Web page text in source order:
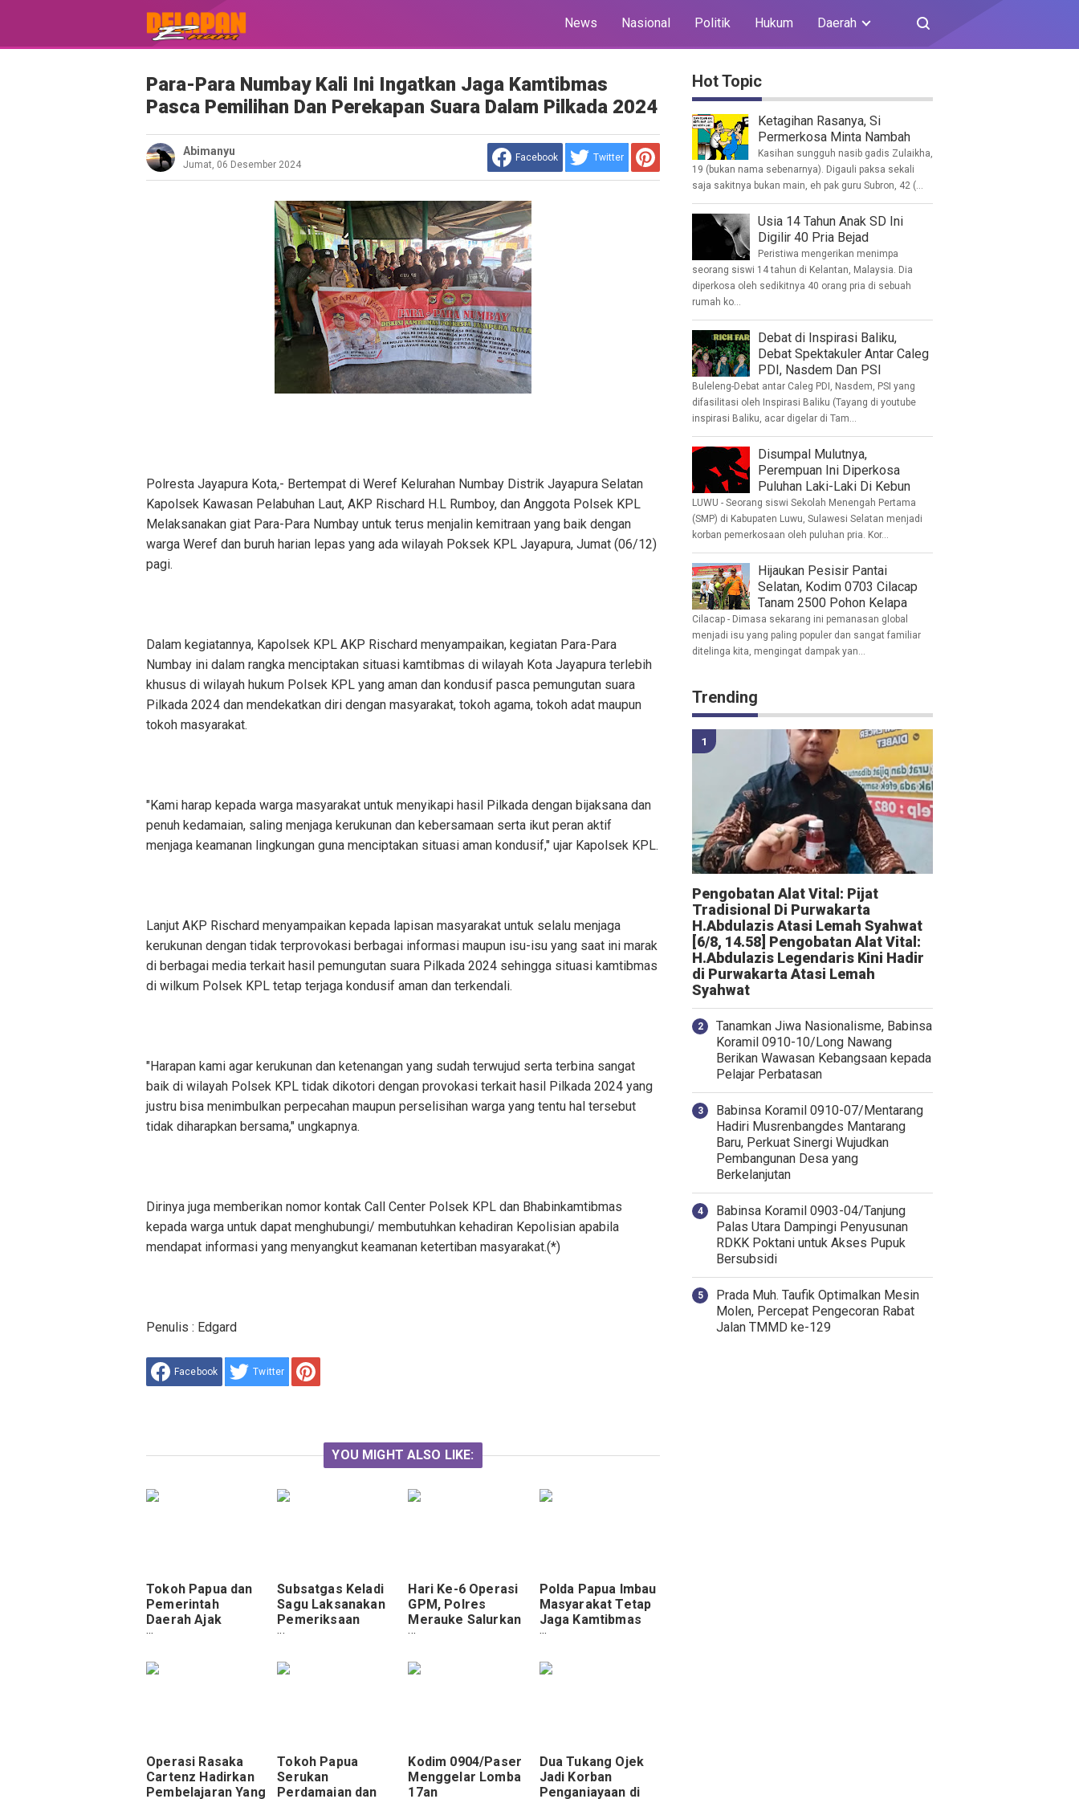
News Nasional Politik Hukum Daerah
Para-Para Numbay Kali Ini Ingatkan Jaga Kamtibmas
Pasca Pemilihan Dan Perekapan Suara Dalam Pilkada 2024
Abimanyu
Jumat, 06 Desember 2024
Facebook Twitter
Polresta Jayapura Kota,- Bertempat di Weref Kelurahan Numbay Distrik Jayapura Selatan
Kapolsek Kawasan Pelabuhan Laut, AKP Rischard H.L Rumboy, dan Anggota Polsek KPL
Melaksanakan giat Para-Para Numbay untuk terus menjalin kemitraan yang baik dengan
warga Weref dan buruh harian lepas yang ada wilayah Poksek KPL Jayapura, Jumat (06/12)
pagi.
Dalam kegiatannya, Kapolsek KPL AKP Rischard menyampaikan, kegiatan Para-Para
Numbay ini dalam rangka menciptakan situasi kamtibmas di wilayah Kota Jayapura terlebih
khusus di wilayah hukum Polsek KPL yang aman dan kondusif pasca pemungutan suara
Pilkada 2024 dan mendekatkan diri dengan masyarakat, tokoh agama, tokoh adat maupun
tokoh masyarakat.
"Kami harap kepada warga masyarakat untuk menyikapi hasil Pilkada dengan bijaksana dan
penuh kedamaian, saling menjaga kerukunan dan kebersamaan serta ikut peran aktif
menjaga keamanan lingkungan guna menciptakan situasi aman kondusif," ujar Kapolsek KPL.
Lanjut AKP Rischard menyampaikan kepada lapisan masyarakat untuk selalu menjaga
kerukunan dengan tidak terprovokasi berbagai informasi maupun isu-isu yang saat ini marak
di berbagai media terkait hasil pemungutan suara Pilkada 2024 sehingga situasi kamtibmas
di wilkum Polsek KPL tetap terjaga kondusif aman dan terkendali.
"Harapan kami agar kerukunan dan ketenangan yang sudah terwujud serta terbina sangat
baik di wilayah Polsek KPL tidak dikotori dengan provokasi terkait hasil Pilkada 2024 yang
justru bisa menimbulkan perpecahan maupun perselisihan warga yang tentu hal tersebut
tidak diharapkan bersama," ungkapnya.
Dirinya juga memberikan nomor kontak Call Center Polsek KPL dan Bhabinkamtibmas
kepada warga untuk dapat menghubungi/ membutuhkan kehadiran Kepolisian apabila
mendapat informasi yang menyangkut keamanan ketertiban masyarakat.(*)
Penulis : Edgard
Facebook Twitter
YOU MIGHT ALSO LIKE:
Tokoh Papua dan
Pemerintah
Daerah Ajak
Masyarakat Jaga
PSU Pilgub
Subsatgas Keladi
Sagu Laksanakan
Pemeriksaan
Kesehatan di
Hari Ke-6 Operasi
GPM, Polres
Merauke Salurkan
Bahan Pangan
Kepala Keluarga
Polda Papua Imbau
Masyarakat Tetap
Jaga Kamtibmas
Pasca HUT RI ke-
Operasi Rasaka
Cartenz Hadirkan
Pembelajaran Yang
Tokoh Papua
Serukan
Perdamaian dan
Kodim 0904/Paser
Menggelar Lomba
17an
Dua Tukang Ojek
Jadi Korban
Penganiayaan di
Hot Topic
Ketagihan Rasanya, Si
Permerkosa Minta Nambah
Kasihan sungguh nasib gadis Zulaikha,
19 (bukan nama sebenarnya). Digauli paksa sekali
saja sakitnya bukan main, eh pak guru Subron, 42 (...
Usia 14 Tahun Anak SD Ini
Digilir 40 Pria Bejad
Peristiwa mengerikan menimpa
seorang siswi 14 tahun di Kelantan, Malaysia. Dia
diperkosa oleh sedikitnya 40 orang pria di sebuah
rumah ko...
Debat di Inspirasi Baliku,
Debat Spektakuler Antar Caleg
PDI, Nasdem Dan PSI
Buleleng-Debat antar Caleg PDI, Nasdem, PSI yang
difasilitasi oleh Inspirasi Baliku (Tayang di youtube
inspirasi Baliku, acar digelar di Tam...
Disumpal Mulutnya,
Perempuan Ini Diperkosa
Puluhan Laki-Laki Di Kebun
LUWU - Seorang siswi Sekolah Menengah Pertama
(SMP) di Kabupaten Luwu, Sulawesi Selatan menjadi
korban pemerkosaan oleh puluhan pria. Kor...
Hijaukan Pesisir Pantai
Selatan, Kodim 0703 Cilacap
Tanam 2500 Pohon Kelapa
Cilacap - Dimasa sekarang ini pemanasan global
menjadi isu yang paling populer dan sangat familiar
ditelinga kita, mengingat dampak yan...
Trending
Pengobatan Alat Vital: Pijat
Tradisional Di Purwakarta
H.Abdulazis Atasi Lemah Syahwat
[6/8, 14.58] Pengobatan Alat Vital:
H.Abdulazis Legendaris Kini Hadir
di Purwakarta Atasi Lemah
Syahwat
Tanamkan Jiwa Nasionalisme, Babinsa
Koramil 0910-10/Long Nawang
Berikan Wawasan Kebangsaan kepada
Pelajar Perbatasan
Babinsa Koramil 0910-07/Mentarang
Hadiri Musrenbangdes Mantarang
Baru, Perkuat Sinergi Wujudkan
Pembangunan Desa yang
Berkelanjutan
‎Babinsa Koramil 0903-04/Tanjung
Palas Utara Dampingi Penyusunan
RDKK Poktani untuk Akses Pupuk
Bersubsidi
Prada Muh. Taufik Optimalkan Mesin
Molen, Percepat Pengecoran Rabat
Jalan TMMD ke-129